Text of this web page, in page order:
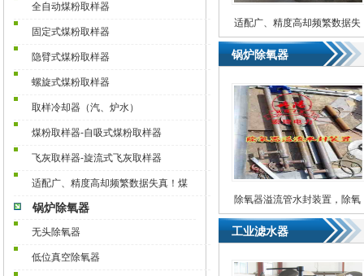
全自动煤粉取样器
固定式煤粉取样器
隐臂式煤粉取样器
螺旋式煤粉取样器
取样冷却器（汽、炉水）
煤粉取样器-自吸式煤粉取样器
飞灰取样器-旋流式飞灰取样器
适配广、精度高却频繁数据失真！煤
锅炉除氧器
无头除氧器
低位真空除氧器
适配广、精度高却频繁数据失
真！煤粉取样器极易被忽略的
隐性运维问题
锅炉除氧器
除氧器溢流管水封装置，除氧
器水封
工业滤水器